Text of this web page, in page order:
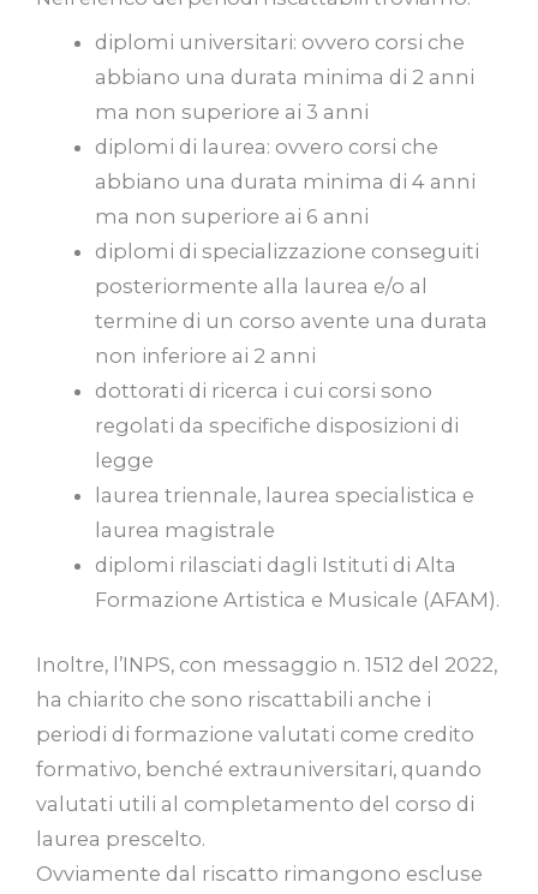
diplomi universitari: ovvero corsi che
abbiano una durata minima di 2 anni
ma non superiore ai 3 anni
diplomi di laurea: ovvero corsi che
abbiano una durata minima di 4 anni
ma non superiore ai 6 anni
diplomi di specializzazione conseguiti
posteriormente alla laurea e/o al
termine di un corso avente una durata
non inferiore ai 2 anni
dottorati di ricerca i cui corsi sono
regolati da specifiche disposizioni di
legge
laurea triennale, laurea specialistica e
laurea magistrale
diplomi rilasciati dagli Istituti di Alta
Formazione Artistica e Musicale (AFAM).
Inoltre, l’INPS, con messaggio n. 1512 del 2022,
ha chiarito che sono riscattabili anche i
periodi di formazione valutati come credito
formativo, benché extrauniversitari, quando
valutati utili al completamento del corso di
laurea prescelto.
Ovviamente dal riscatto rimangono escluse